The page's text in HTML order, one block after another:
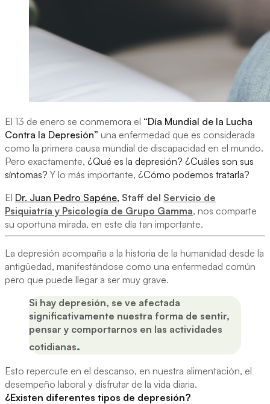
El 13 de enero se conmemora el “Día Mundial de la Lucha
Contra la Depresión” una enfermedad que es considerada
como la primera causa mundial de discapacidad en el mundo.
Pero exactamente, ¿Qué es la depresión? ¿Cuáles son sus
síntomas? Y lo más importante, ¿Cómo podemos tratarla?
El Dr. Juan Pedro Sapéne, Staff del Servicio de
Psiquiatría y Psicología de Grupo Gamma, nos comparte
su oportuna mirada, en este día tan importante.
La depresión acompaña a la historia de la humanidad desde la
antigüedad, manifestándose como una enfermedad común
pero que puede llegar a ser muy grave.
Si hay depresión, se ve afectada
significativamente nuestra forma de sentir,
pensar y comportarnos en las actividades
cotidianas.
Esto repercute en el descanso, en nuestra alimentación, el
desempeño laboral y disfrutar de la vida diaria.
¿Existen diferentes tipos de depresión?